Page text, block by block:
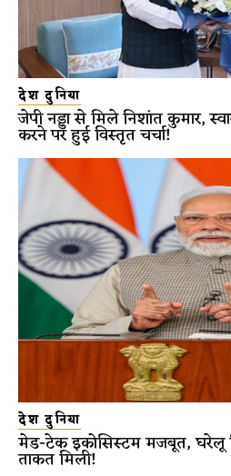
देश दुनिया
जेपी नड्डा से मिले निशांत कुमार,
करने पर हुई विस्तृत चर्चा!
देश दुनिया
मेड-टेक इकोसिस्टम मजबूत, घरेलू
ताकत मिली!